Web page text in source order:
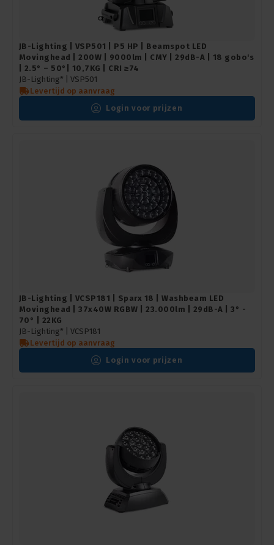
JB-Lighting | VSP501 | P5 HP | Beamspot LED
Movinghead | 200W | 9000lm | CMY | 29dB-A | 18 gobo's
| 2.5° – 50°| 10,7KG | CRI ≥74
JB-Lighting* | VSP501
Levertijd op aanvraag
Login voor prijzen
JB-Lighting | VCSP181 | Sparx 18 | Washbeam LED
Movinghead | 37x40W RGBW | 23.000lm | 29dB-A | 3° -
70° | 22KG
JB-Lighting* | VCSP181
Levertijd op aanvraag
Login voor prijzen